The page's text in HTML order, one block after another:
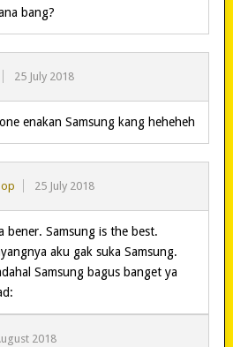
bang?
25 July 2018
enakan Samsung kang heheheh
25 July 2018
bener. Samsung is the best.
aku gak suka Samsung.
Samsung bagus banget ya
2018